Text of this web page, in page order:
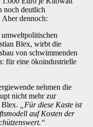
noch deutlich
Aber dennoch:
Blex, wirbt die
von schwimmenden
für eine ökoindustrielle
nehmen die
nicht mehr zur
Blex.
„Für diese Kaste ist
auf Kosten der